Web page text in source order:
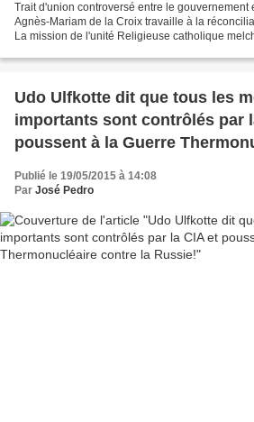
Trait d'union controversé entre le gouvernement
Agnès-Mariam de la Croix travaille à la
La mission de l'unité Religieuse catholique
Udo Ulfkotte dit que tous les
importants sont contrôlés par
poussent à la Guerre
Russie!
Publié le 19/05/2015 à 14:08
Par José Pedro